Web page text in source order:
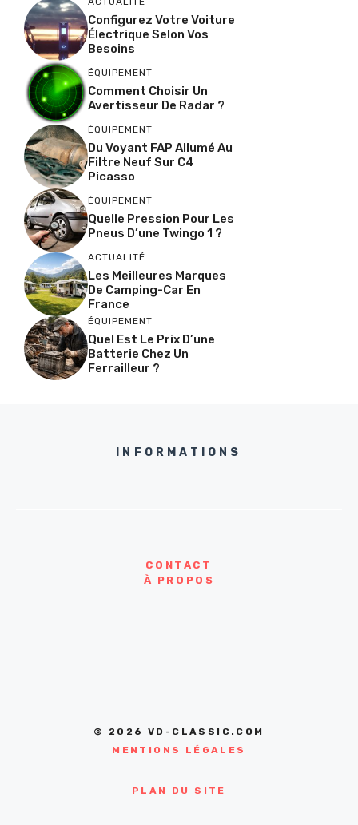
Configurez Votre Voiture
Électrique Selon Vos
Besoins
ÉQUIPEMENT
Comment Choisir Un
Avertisseur De Radar ?
ÉQUIPEMENT
Du Voyant FAP Allumé Au
Filtre Neuf Sur C4
Picasso
ÉQUIPEMENT
Quelle Pression Pour Les
Pneus D’une Twingo 1 ?
ACTUALITÉ
Les Meilleures Marques
De Camping-Car En
France
ÉQUIPEMENT
Quel Est Le Prix D’une
Batterie Chez Un
Ferrailleur ?
INFORMATIONS
CONTACT
À PROPOS
© 2026 VD-CLASSIC.COM
MENTIONS LÉGALES
PLAN DU SITE